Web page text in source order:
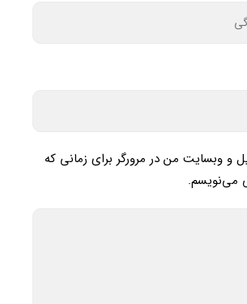
و وبسایت من در مرورگر برای زمانی که
می‌نویسم.